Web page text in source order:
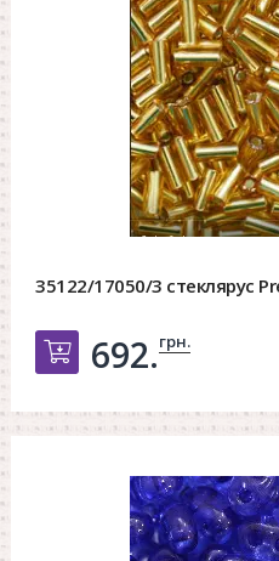
35122/17050/3 стеклярус
Добавить в
692.грн.